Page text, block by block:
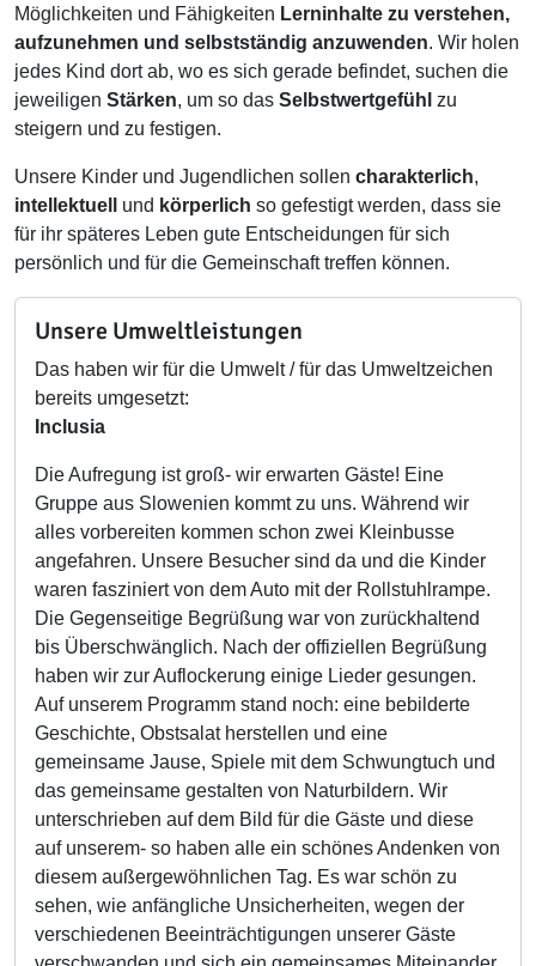
Möglichkeiten und Fähigkeiten Lerninhalte zu verstehen,
aufzunehmen und selbstständig anzuwenden. Wir holen
jedes Kind dort ab, wo es sich gerade befindet, suchen die
jeweiligen Stärken, um so das Selbstwertgefühl zu
steigern und zu festigen.
Unsere Kinder und Jugendlichen sollen charakterlich,
intellektuell und körperlich so gefestigt werden, dass sie
für ihr späteres Leben gute Entscheidungen für sich
persönlich und für die Gemeinschaft treffen können.
Unsere Umweltleistungen
Das haben wir für die Umwelt / für das Umweltzeichen
bereits umgesetzt:
Inclusia
Die Aufregung ist groß- wir erwarten Gäste! Eine
Gruppe aus Slowenien kommt zu uns. Während wir
alles vorbereiten kommen schon zwei Kleinbusse
angefahren. Unsere Besucher sind da und die Kinder
waren fasziniert von dem Auto mit der Rollstuhlrampe.
Die Gegenseitige Begrüßung war von zurückhaltend
bis Überschwänglich. Nach der offiziellen Begrüßung
haben wir zur Auflockerung einige Lieder gesungen.
Auf unserem Programm stand noch: eine bebilderte
Geschichte, Obstsalat herstellen und eine
gemeinsame Jause, Spiele mit dem Schwungtuch und
das gemeinsame gestalten von Naturbildern. Wir
unterschrieben auf dem Bild für die Gäste und diese
auf unserem- so haben alle ein schönes Andenken von
diesem außergewöhnlichen Tag. Es war schön zu
sehen, wie anfängliche Unsicherheiten, wegen der
verschiedenen Beeinträchtigungen unserer Gäste